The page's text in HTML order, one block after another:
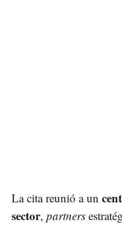
La cita reunió a un
sector, partners